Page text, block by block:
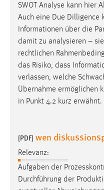
SWOT Analyse kann hier
Auch eine Due Dilligence
Informationen über die
damit zu analysieren –
rechtlichen
das Risiko, dass
verlassen, welche
Übernahme ermöglichen
in Punkt 4.2 kurz erwähnt.
[PDF] wen
Relevanz:
Aufgaben der
Durchführung der